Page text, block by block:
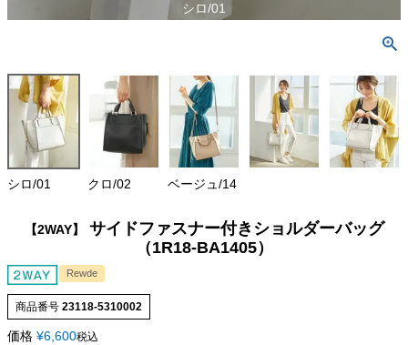
シロ/01
シロ/01 クロ/02 ベージュ/14
【2WAY】
サイドファスナー付きショルダーバッグ
（1R18-BA1405）
Rewde
商品番号 23118-5310002
価格 ¥6,600税込